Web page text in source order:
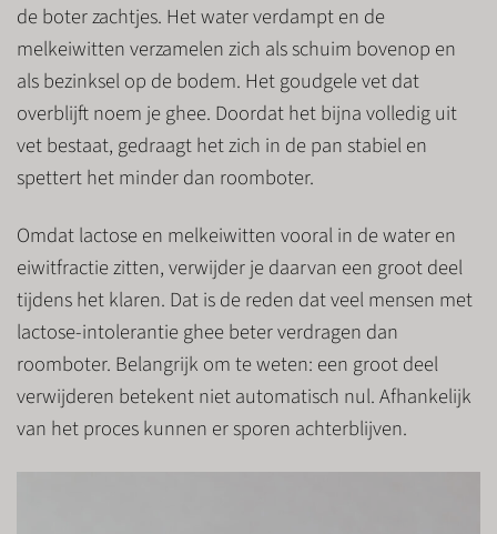
de boter zachtjes. Het water verdampt en de
melkeiwitten verzamelen zich als schuim bovenop en
als bezinksel op de bodem. Het goudgele vet dat
overblijft noem je ghee. Doordat het bijna volledig uit
vet bestaat, gedraagt het zich in de pan stabiel en
spettert het minder dan roomboter.
Omdat lactose en melkeiwitten vooral in de water en
eiwitfractie zitten, verwijder je daarvan een groot deel
tijdens het klaren. Dat is de reden dat veel mensen met
lactose-intolerantie ghee beter verdragen dan
roomboter. Belangrijk om te weten: een groot deel
verwijderen betekent niet automatisch nul. Afhankelijk
van het proces kunnen er sporen achterblijven.